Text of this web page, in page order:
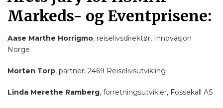
Markeds- og Eventprisene:
Aase Marthe Horrigmo, reiselivsdirektør, Innovasjon
Norge
Morten Torp, partner, 2469 Reiselivsutvikling
Linda Merethe Ramberg, forretningsutvikler, Fossekall AS